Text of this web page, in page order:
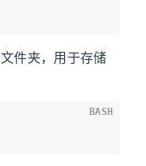
文件夹，用于存储
BASH